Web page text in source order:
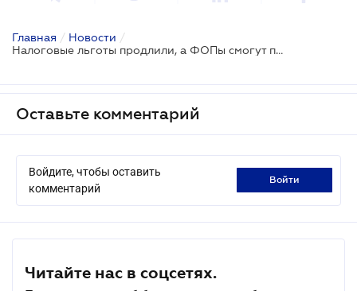
Главная / Новости /
Налоговые льготы продлили, а ФОПы смогут получить пособие по частичной безработице
Оставьте комментарий
Войдите, чтобы оставить
комментарий
войти
Читайте нас в соцсетях.